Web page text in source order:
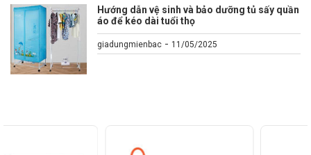
Hướng dẫn vệ sinh và bảo dưỡng tủ sấy quần
áo để kéo dài tuổi thọ
giadungmienbac - 11/05/2025